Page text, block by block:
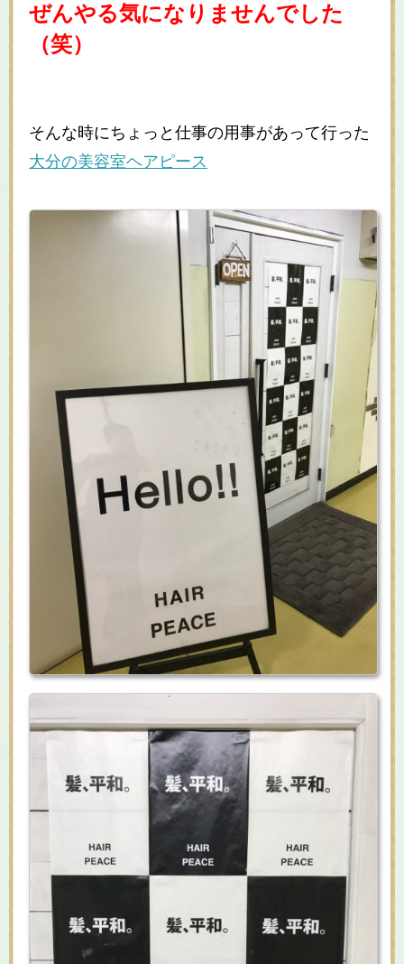
ぜんやる気になりませんでした
（笑）
そんな時にちょっと仕事の用事があって行った
大分の美容室ヘアピース